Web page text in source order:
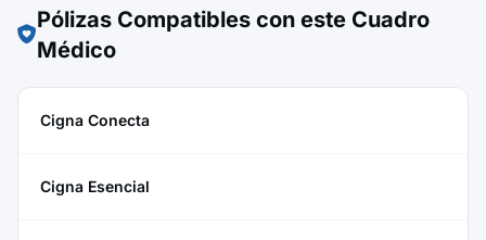
Pólizas Compatibles con este Cuadro
Médico
Cigna Conecta
Cigna Esencial